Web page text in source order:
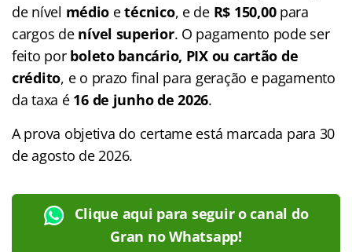
de nível médio etécnico, e de R$ 150,00para
cargos de nível superior. O pagamento pode ser
feito por boleto bancário, PIX ou cartão de
crédito, e o prazo final para geração e pagamento
da taxa é 16 de junho de 2026.
A prova objetiva do certame está marcada para 30
de agosto de 2026.
Clique aqui para seguir o canal do
Gran no Whatsapp!